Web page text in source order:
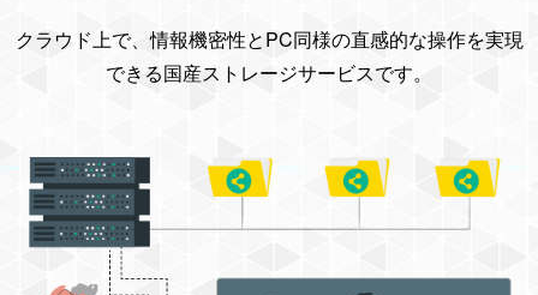
クラウド上で、情報機密性とPC同様の直感的な操作を実現
できる国産ストレージサービスです。